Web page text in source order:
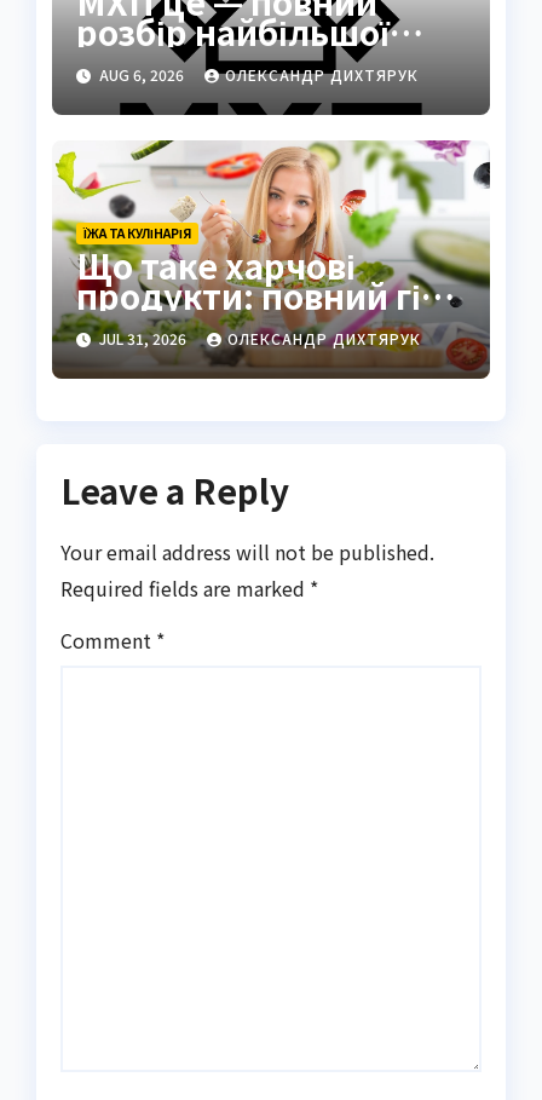
розбір найбільшої
кулінарної та
агротехнологічної
компанії України
AUG 6, 2026 ОЛЕКСАНДР ДИХТЯРУК
ЇЖА ТА КУЛІНАРІЯ
Що таке харчові
продукти: повний гід
по визначенню та
видам
JUL 31, 2026 ОЛЕКСАНДР ДИХТЯРУК
Leave a Reply
Your email address will not be published.
Required fields are marked *
Comment *